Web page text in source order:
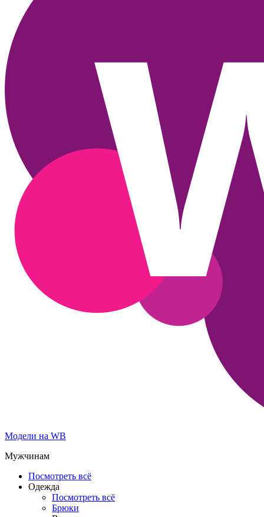
Модели на WB
Мужчинам
Посмотреть всё
Одежда
Посмотреть всё
Брюки